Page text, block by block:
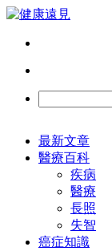
最新文章
醫療百科
疾病
醫療
長照
失智
癌症知識